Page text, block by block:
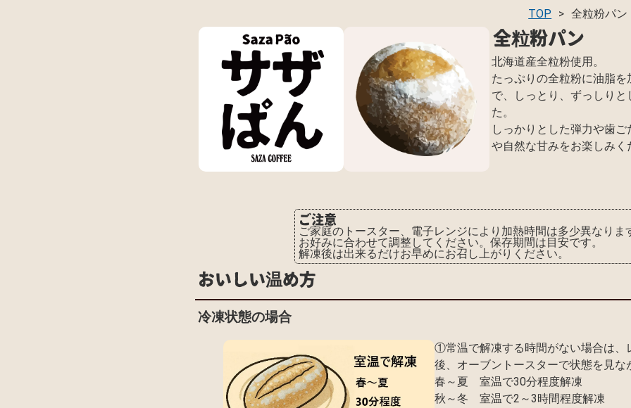
TOP 全粒粉パン
全粒粉パン
北海道産全粒粉使用。
たっぷりの全粒粉に油脂
で、しっとり、ずっしり
た。
しっかりとした弾力や歯
や自然な甘みをお楽しみく
ご注意
ご家庭のトースター、電子レンジにより加熱時間は多少異なりま
お好みに合わせて調整してください。保存期間は目安です。
解凍後は出来るだけお早めにお召し上がりください。
おいしい温め方
冷凍状態の場合
①常温で解凍する時間がない場合は、
後、オーブントースターで状態を見な
春～夏 室温で30分程度解凍
秋～冬 室温で2～3時間程度解凍